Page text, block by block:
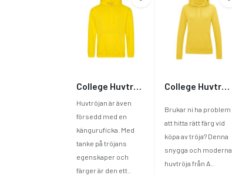
Huvtröjan är även
försedd med en
känguruficka. Med
tanke på tröjans
egenskaper och
färger är den ett..
Brukar ni ha problem
att hitta rätt färg vid
köpa av tröja? Denna
snygga och moderna
huvtröja från A..